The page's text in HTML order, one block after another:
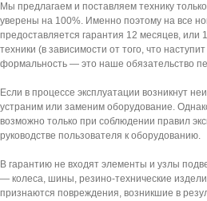
Мы предлагаем и поставляем технику
уверены на 100%. Именно поэтому на все
предоставляется гарантия 12 месяцев, или
техники (в зависимости от того, что
формальность — это наше обязательство
Если в процессе эксплуатации возникнут
устраним или заменим оборудование.
возможно только при соблюдении правил
руководстве пользователя к оборудованию.
В гарантию не входят элементы и узлы
— колеса, шины, резино-технические
признаются повреждения, возникшие в